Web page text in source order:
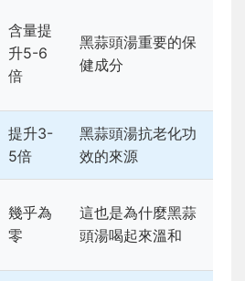
含量提
升5-6
倍
黑蒜頭湯重要的保
健成分
提升3-
5倍
黑蒜頭湯抗老化功
效的來源
幾乎為
零
這也是為什麼黑蒜
頭湯喝起來溫和